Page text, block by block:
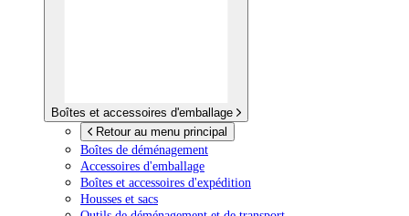
Boîtes et accessoires d'emballage
Retour au menu principal
Boîtes de déménagement
Accessoires d'emballage
Boîtes et accessoires d'expédition
Housses et sacs